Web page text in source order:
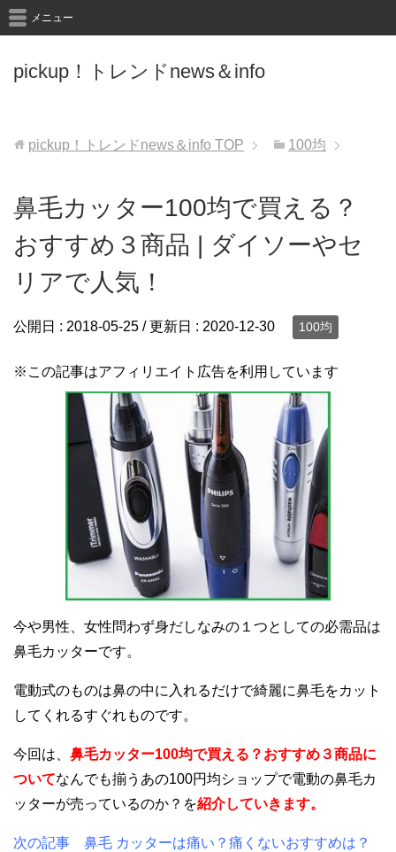
pickup！トレンドnews＆info
メニュー
pickup！トレンドnews＆info TOP 100均
鼻毛カッター100均で買える？
おすすめ３商品 | ダイソーやセ
リアで人気！
公開日 : 2018-05-25 / 更新日 : 2020-12-30 100均
※この記事はアフィリエイト広告を利用しています
今や男性、女性問わず身だしなみの１つとしての必需品は
鼻毛カッターです。
電動式のものは鼻の中に入れるだけで綺麗に鼻毛をカット
してくれるすぐれものです。
今回は、 鼻毛カッター100均で買える？おすすめ３商品に
ついてなんでも揃うあの100円均ショップで電動の鼻毛カ
ッターが売っているのか？を紹介していきます。
次の記事 鼻毛 カッターは痛い？痛くないおすすめは？